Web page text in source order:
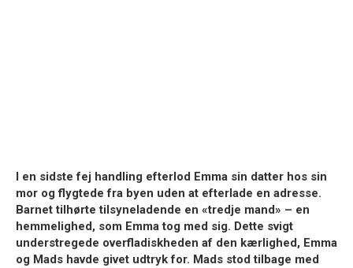
I en sidste fej handling efterlod Emma sin datter hos sin
mor og flygtede fra byen uden at efterlade en adresse.
Barnet tilhørte tilsyneladende en «tredje mand» – en
hemmelighed, som Emma tog med sig. Dette svigt
understregede overfladiskheden af den kærlighed, Emma
og Mads havde givet udtryk for. Mads stod tilbage med